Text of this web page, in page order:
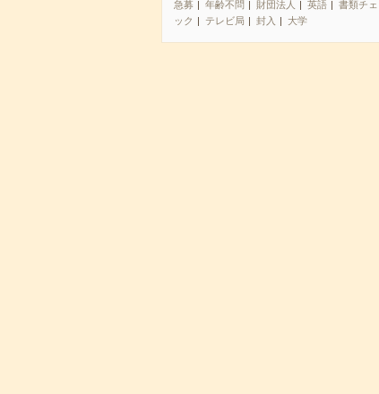
急募 年齢不問 財団法人 英語
書類チェ
ック
テレビ局 封入 大学